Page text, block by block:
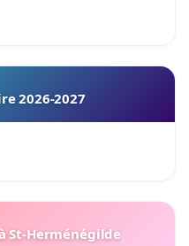
2026-2027
St-Herménégilde